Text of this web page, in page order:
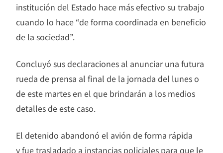
institución del Estado hace más efectivo su trabajo
cuando lo hace “de forma coordinada en beneficio
de la sociedad”.
Concluyó sus declaraciones al anunciar una futura
rueda de prensa al final de la jornada del lunes o
de este martes en el que brindarán a los medios
detalles de este caso.
El detenido abandonó el avión de forma rápida
y fue trasladado a instancias policiales para que le